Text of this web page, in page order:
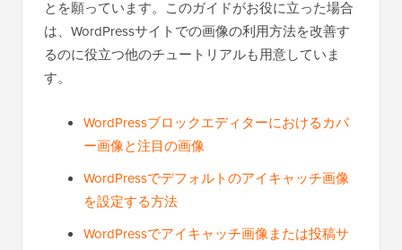
に自動的にリンクさせる方法を学ぶのに役立ったこ
とを願っています。このガイドがお役に立った場合
は、WordPressサイトでの画像の利用方法を改善す
るのに役立つ他のチュートリアルも用意していま
WordPressブロックエディターにおけるカバ
ー画像と注目の画像
WordPressでデフォルトのアイキャッチ画像
を設定する方法